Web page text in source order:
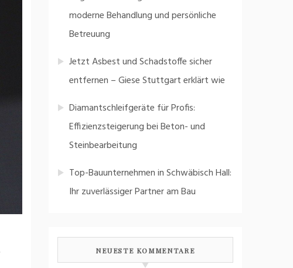
moderne Behandlung und persönliche
Betreuung
Jetzt Asbest und Schadstoffe sicher
entfernen – Giese Stuttgart erklärt wie
Diamantschleifgeräte für Profis:
Effizienzsteigerung bei Beton- und
Steinbearbeitung
Top-Bauunternehmen in Schwäbisch Hall:
Ihr zuverlässiger Partner am Bau
NEUESTE KOMMENTARE